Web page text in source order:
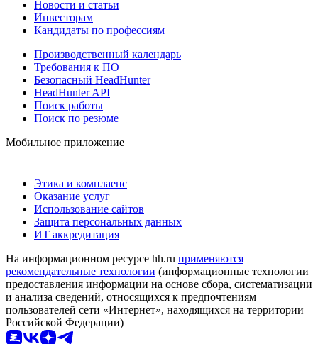
Новости и статьи
Инвесторам
Кандидаты по профессиям
Производственный календарь
Требования к ПО
Безопасный HeadHunter
HeadHunter API
Поиск работы
Поиск по резюме
Мобильное приложение
Этика и комплаенс
Оказание услуг
Использование сайтов
Защита персональных данных
ИТ аккредитация
На информационном ресурсе hh.ru применяются
рекомендательные технологии (информационные технологии
предоставления информации на основе сбора, систематизации
и анализа сведений, относящихся к предпочтениям
пользователей сети «Интернет», находящихся на территории
Российской Федерации)